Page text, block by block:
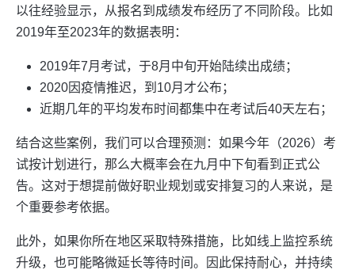
以往经验显示，从报名到成绩发布经历了不同阶段。比如
2019年至2023年的数据表明：
2019年7月考试，于8月中旬开始陆续出成绩；
2020因疫情推迟，到10月才公布；
近期几年的平均发布时间都集中在考试后40天左右；
结合这些案例，我们可以合理预测：如果今年（2026）考
试按计划进行，那么大概率会在九月中下旬看到正式公
告。这对于想提前做好职业规划或安排复习的人来说，是
个重要参考依据。
此外，如果你所在地区采取特殊措施，比如线上监控系统
升级，也可能略微延长等待时间。因此保持耐心，并持续